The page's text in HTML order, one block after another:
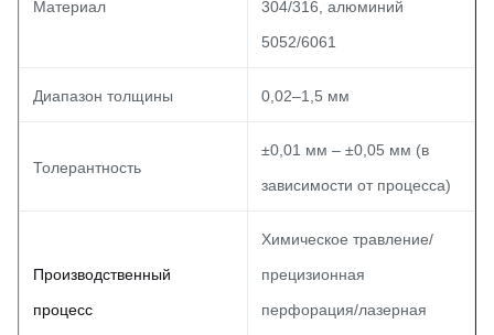
Материал
304/316, алюминий
5052/6061
Диапазон толщины 0,02–1,5 мм
Толерантность
±0,01 мм – ±0,05 мм (в
зависимости от процесса)
Производственный
процесс
Химическое травление/
прецизионная
перфорация/лазерная